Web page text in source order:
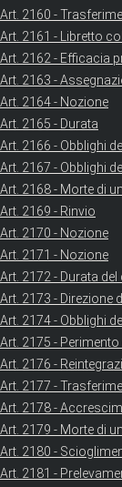
Art. 2160 -
Art. 2161 - Libretto
Art. 2162 - Efficacia
Art. 2163 -
Art. 2164 - Nozione
Art. 2165 - Durata
Art. 2166 - Obblighi
Art. 2167 - Obblighi
Art. 2168 - Morte di
Art. 2169 - Rinvio
Art. 2170 - Nozione
Art. 2171 - Nozione
Art. 2172 - Durata
Art. 2173 - Direzione
Art. 2174 - Obblighi
Art. 2175 -
Art. 2176 -
Art. 2177 -
Art. 2178 -
Art. 2179 - Morte di
Art. 2180 -
Art. 2181 -